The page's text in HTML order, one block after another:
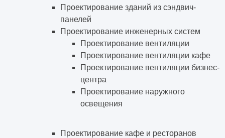
Проектирование зданий из сэндвич-
панелей
Проектирование инженерных систем
Проектирование вентиляции
Проектирование вентиляции кафе
Проектирование вентиляции бизнес-
центра
Проектирование наружного
освещения
Проектирование кафе и ресторанов